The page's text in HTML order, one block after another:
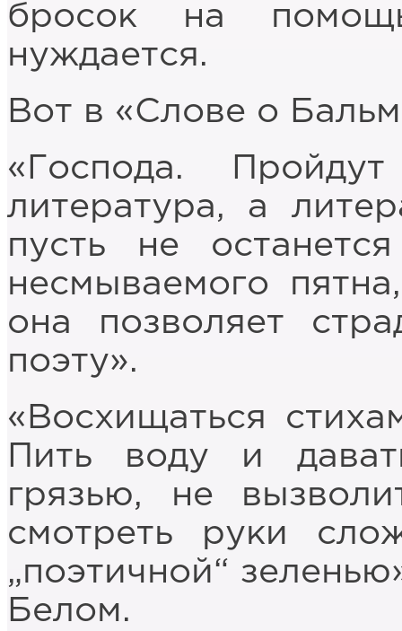
бросок на
нуждается.
Вот в «Слове о
«Господа.
литература, а
пусть не
несмываемого
она позволяет
поэту».
«Восхищаться
Пить воду и
грязью, не
смотреть руки
„поэтичной“
Белом.